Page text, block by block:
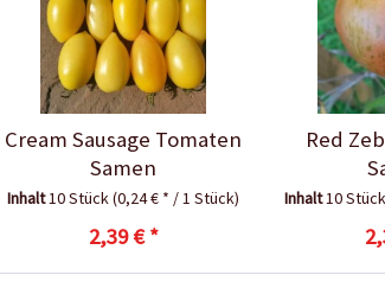
Cream Sausage Tomaten
Samen
Inhalt10 Stück(0,24 € * / 1 Stück)
2,39 € *
Red
Inhalt10 Stück